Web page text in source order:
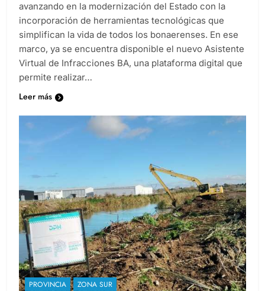
avanzando en la modernización del Estado con la
incorporación de herramientas tecnológicas que
simplifican la vida de todos los bonaerenses. En ese
marco, ya se encuentra disponible el nuevo Asistente
Virtual de Infracciones BA, una plataforma digital que
permite realizar…
Leer más
PROVINCIA ZONA SUR